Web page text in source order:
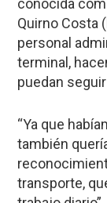
conocida
Quirno Costa
personal
terminal,
puedan
“Ya que
también
transporte,